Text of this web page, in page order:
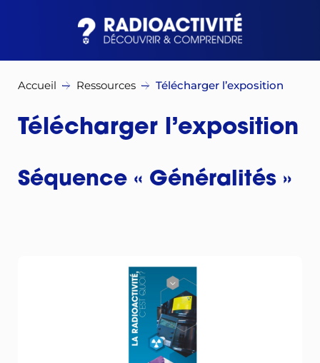
Accueil Ressources Télécharger l’exposition
Télécharger l’exposition
Séquence « Généralités »